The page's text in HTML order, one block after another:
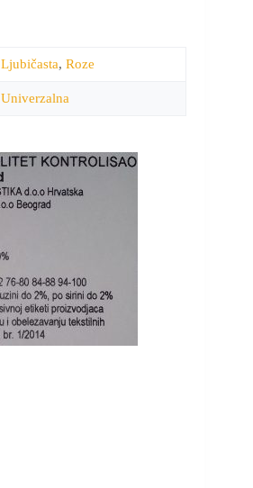
Ljubičasta, Roze
Univerzalna